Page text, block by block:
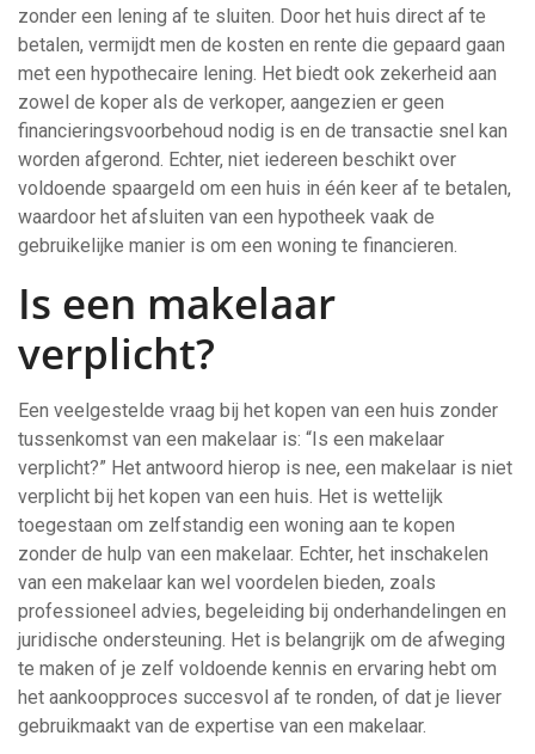
zonder een lening af te sluiten. Door het huis direct af te
betalen, vermijdt men de kosten en rente die gepaard gaan
met een hypothecaire lening. Het biedt ook zekerheid aan
zowel de koper als de verkoper, aangezien er geen
financieringsvoorbehoud nodig is en de transactie snel kan
worden afgerond. Echter, niet iedereen beschikt over
voldoende spaargeld om een huis in één keer af te betalen,
waardoor het afsluiten van een hypotheek vaak de
gebruikelijke manier is om een woning te financieren.
Is een makelaar
verplicht?
Een veelgestelde vraag bij het kopen van een huis zonder
tussenkomst van een makelaar is: “Is een makelaar
verplicht?” Het antwoord hierop is nee, een makelaar is niet
verplicht bij het kopen van een huis. Het is wettelijk
toegestaan om zelfstandig een woning aan te kopen
zonder de hulp van een makelaar. Echter, het inschakelen
van een makelaar kan wel voordelen bieden, zoals
professioneel advies, begeleiding bij onderhandelingen en
juridische ondersteuning. Het is belangrijk om de afweging
te maken of je zelf voldoende kennis en ervaring hebt om
het aankoopproces succesvol af te ronden, of dat je liever
gebruikmaakt van de expertise van een makelaar.